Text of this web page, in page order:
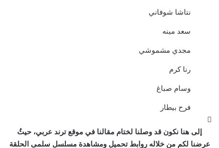
نتاشا شوفاني
سعد مينه
مجدي مشموشي
رنا كرم
وسام صباغ
فرح بيطار
إلى هنا نكون قد وصلنا لختام مقالنا في موقع ترند عربي، حيثُ
عرضنا لكم من خلاله روابط تحميل ومشاهدة مسلسل سلمى الحلقة